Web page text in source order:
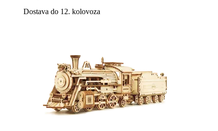
Dostava do 12. kolovoza